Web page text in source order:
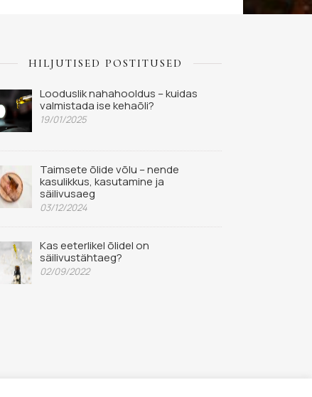
HILJUTISED POSTITUSED
Looduslik nahahooldus – kuidas
valmistada ise kehaõli?
19/01/2025
Taimsete õlide võlu – nende
kasulikkus, kasutamine ja
säilivusaeg
03/12/2024
Kas eeterlikel õlidel on
säilivustähtaeg?
02/09/2022